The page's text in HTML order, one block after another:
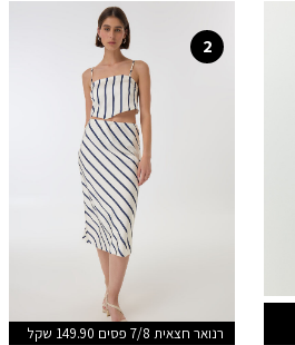
רנואר חצאית 7/8 פסים 149.90 שקל
2